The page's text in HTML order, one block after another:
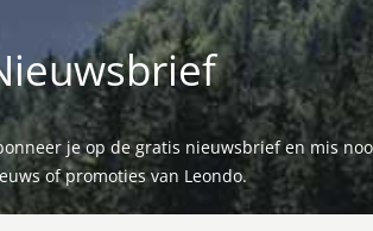
je op de gratis nieuwsbrief en mis
of promoties van Leondo.